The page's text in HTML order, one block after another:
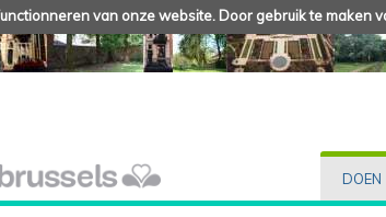
van onze website. Door gebruik te maken
DOEN